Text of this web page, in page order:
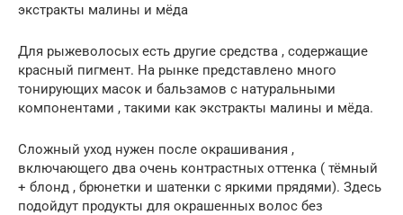
экстракты малины и мёда
Для рыжеволосых есть другие средства , содержащие
красный пигмент. На рынке представлено много
тонирующих масок и бальзамов с натуральными
компонентами , такими как экстракты малины и мёда.
Сложный уход нужен после окрашивания ,
включающего два очень контрастных оттенка ( тёмный
+ блонд , брюнетки и шатенки с яркими прядями). Здесь
подойдут продукты для окрашенных волос без